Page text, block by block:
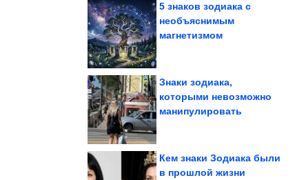
5 знаков зодиака с
необъяснимым
магнетизмом
Знаки зодиака,
которыми невозможно
манипулировать
Кем знаки Зодиака были
в прошлой жизни